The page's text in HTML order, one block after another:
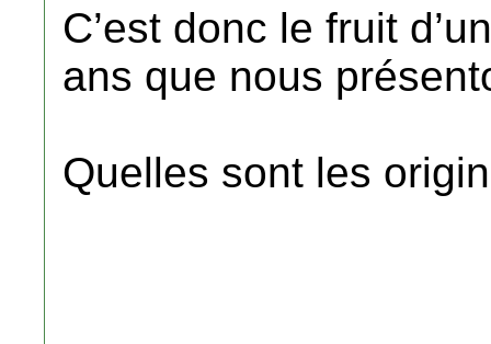
C’est donc le fruit
ans que nous
Quelles sont les